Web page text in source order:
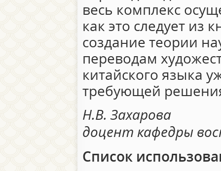
весь комплекс
как это следует из
создание теории
переводам
китайского языка
требующей
Н.В. Захарова
доцент кафедры
Список